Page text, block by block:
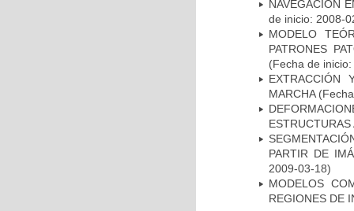
NAVEGACIÓN
de inicio: 2008-
MODELO
PATRONES
(Fecha de
EXTRACCIÓN
MARCHA
PARTIR DE
2009-03-18)
MODELOS
REGIONES DE